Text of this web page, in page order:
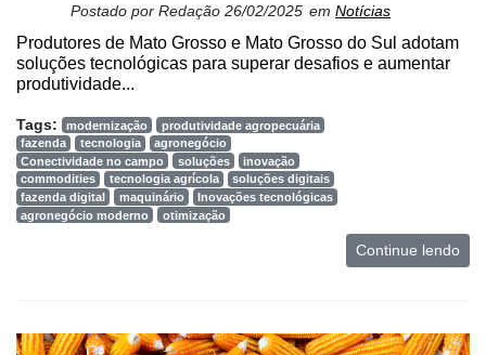
Postado por Redação 26/02/2025 em Notícias
Produtores de Mato Grosso e Mato Grosso do Sul adotam
soluções tecnológicas para superar desafios e aumentar
produtividade...
Tags: modernização
produtividade agropecuária
fazenda
tecnologia
agronegócio
Conectividade no campo
soluções
inovação
commodities
tecnologia agrícola
soluções digitais
fazenda digital
maquinário
Inovações tecnológicas
agronegócio moderno
otimização
Continue lendo